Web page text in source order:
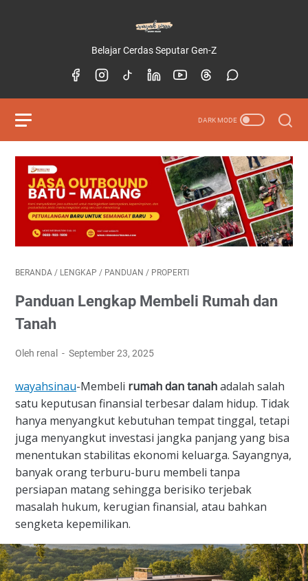
Belajar Cerdas Seputar Gen-Z
BERANDA / LENGKAP / PANDUAN / PROPERTI
Panduan Lengkap Membeli Rumah dan
Tanah
Oleh renal September 23, 2025
wayahsinau-Membeli rumah dan tanahadalah salah
satu keputusan finansial terbesar dalam hidup. Tidak
hanya menyangkut kebutuhan tempat tinggal, tetapi
juga menyangkut investasi jangka panjang yang bisa
menentukan stabilitas ekonomi keluarga. Sayangnya,
banyak orang terburu-buru membeli tanpa
persiapan matang sehingga berisiko terjebak
masalah hukum, kerugian finansial, atau bahkan
sengketa kepemilikan.